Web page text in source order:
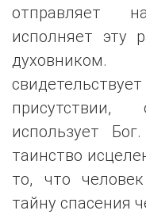
отправляет
исполняет эту
использует
таинство
то, что
тайну спасения